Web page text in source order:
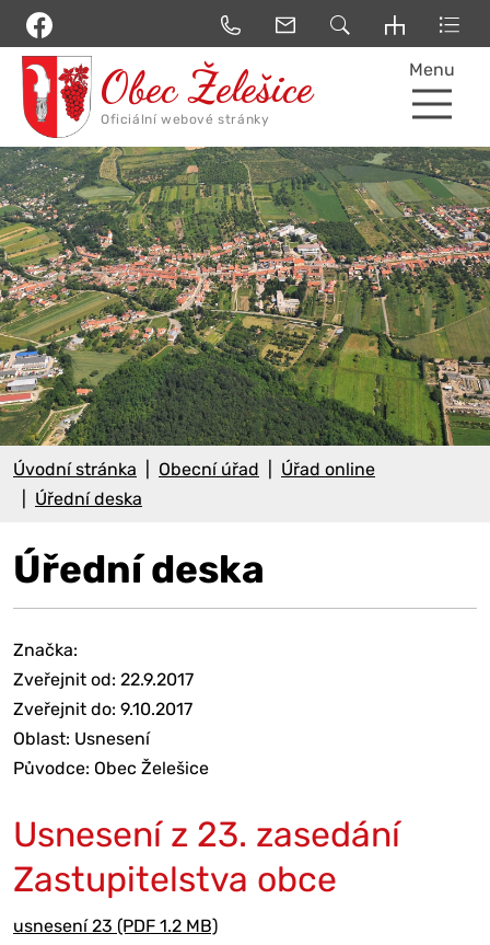
Menu
Úvodní stránka Obecní úřad
Úřad online
Úřední deska
Úřední deska
Značka:
Zveřejnit od: 22.9.2017
Zveřejnit do: 9.10.2017
Oblast: Usnesení
Původce: Obec Želešice
Usnesení z 23. zasedání
Zastupitelstva obce
usnesení 23 (PDF 1.2 MB)